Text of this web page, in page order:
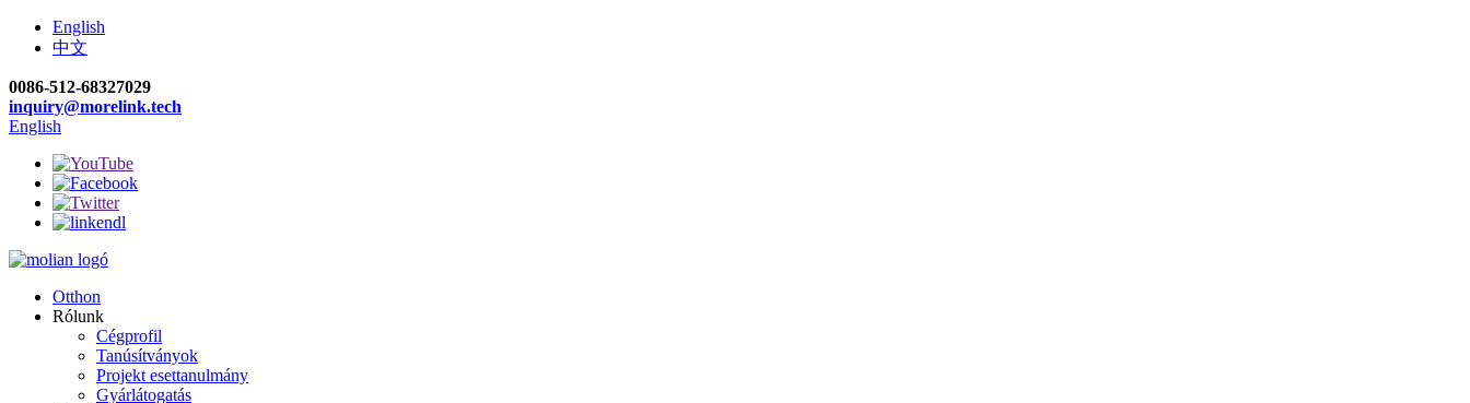
English
中文
0086-512-68327029
inquiry@morelink.tech
English
Otthon
Rólunk
Cégprofil
Tanúsítványok
Projekt esettanulmány
Gyárlátogatás